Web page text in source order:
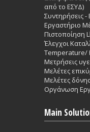
από το ΕΣΥΔ)
Συντηρήσεις -
Εργαστήριο
Πιστοποίηση
Έλεγχοι
Temperature/
Μετρήσεις
Μελέτες
Μελέτες
Οργάνωση
Main